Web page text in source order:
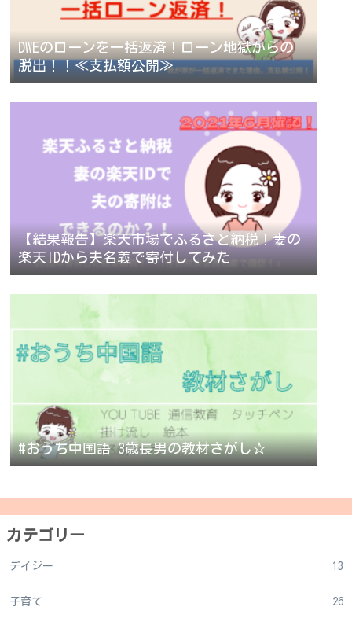
DWEのローンを一括返済！ローン地獄からの
脱出！！≪支払額公開≫
【結果報告】楽天市場でふるさと納税！妻の
楽天IDから夫名義で寄付してみた
#おうち中国語 3歳長男の教材さがし☆
カテゴリー
デイジー 13
子育て 26